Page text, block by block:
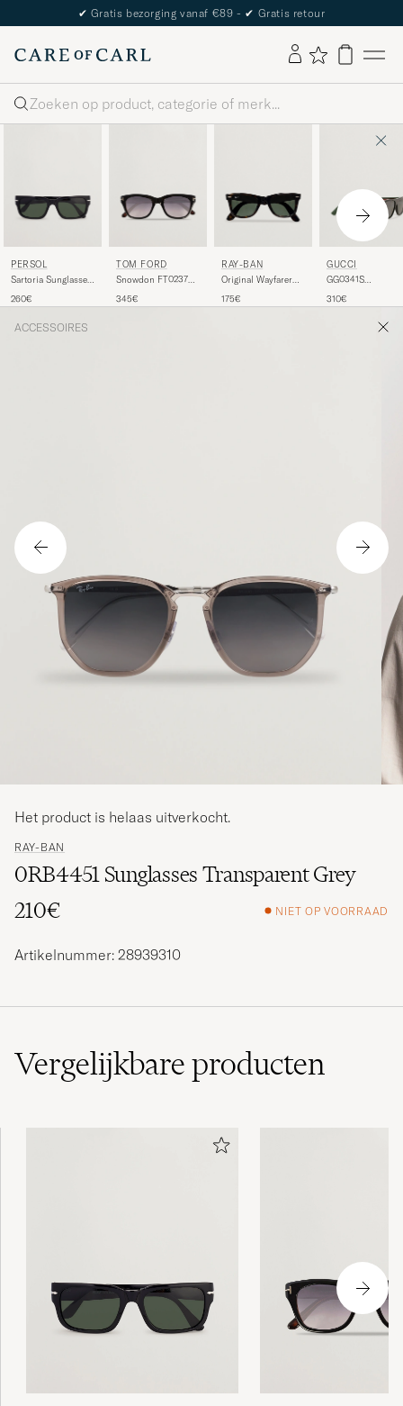
✔ Gratis bezorging vanaf €89 - ✔ Gratis retour
Zoeken
PERSOL
Sartoria Sunglasses
260€
TOM FORD
Snowdon FT0237
345€
RAY-BAN
Original Wayfarer
Tortoise/Crystal
175€
GUCCI
GG0341S
310€
ACCESSOIRES
RAY-BAN
0RB4451 Sunglasses Transparent Grey
210€
NIET OP VOORRAAD
Het product is helaas uitverkocht.
Artikelnummer: 28939310
Vergelijkbareproducten